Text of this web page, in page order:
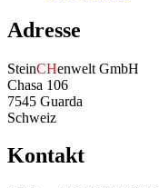
Adresse
SteinCHenwelt GmbH
Chasa 106
7545 Guarda
Schweiz
Kontakt